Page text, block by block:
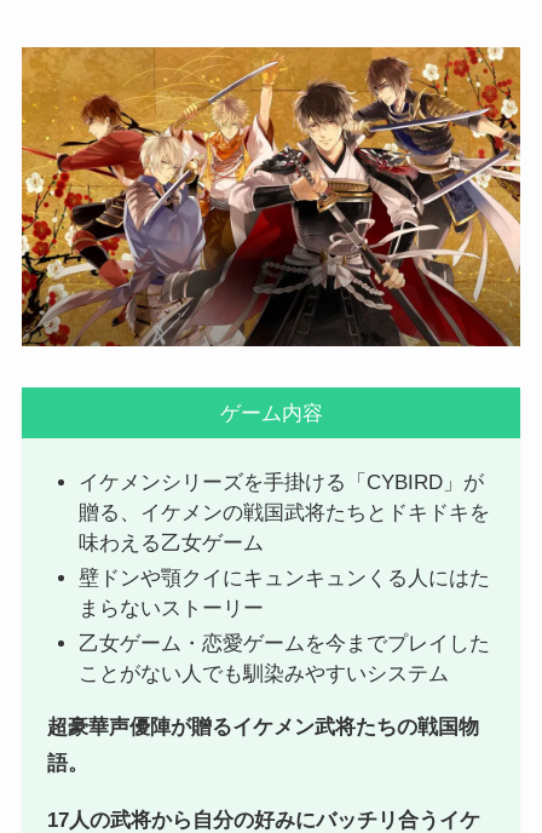
ゲーム内容
イケメンシリーズを手掛ける「CYBIRD」が
贈る、イケメンの戦国武将たちとドキドキを
味わえる乙女ゲーム
壁ドンや顎クイにキュンキュンくる人にはた
まらないストーリー
乙女ゲーム・恋愛ゲームを今までプレイした
ことがない人でも馴染みやすいシステム
超豪華声優陣が贈るイケメン武将たちの戦国物
語。
17人の武将から自分の好みにバッチリ合うイケ